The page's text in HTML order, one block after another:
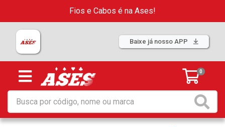
Fios e Cabos é na Ases!
Baixe já nosso APP
0